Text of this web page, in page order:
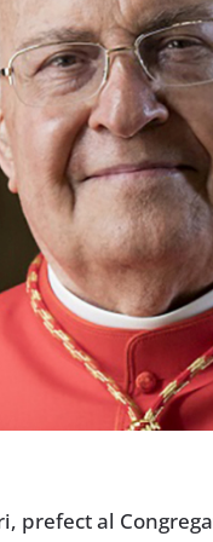
prefect al